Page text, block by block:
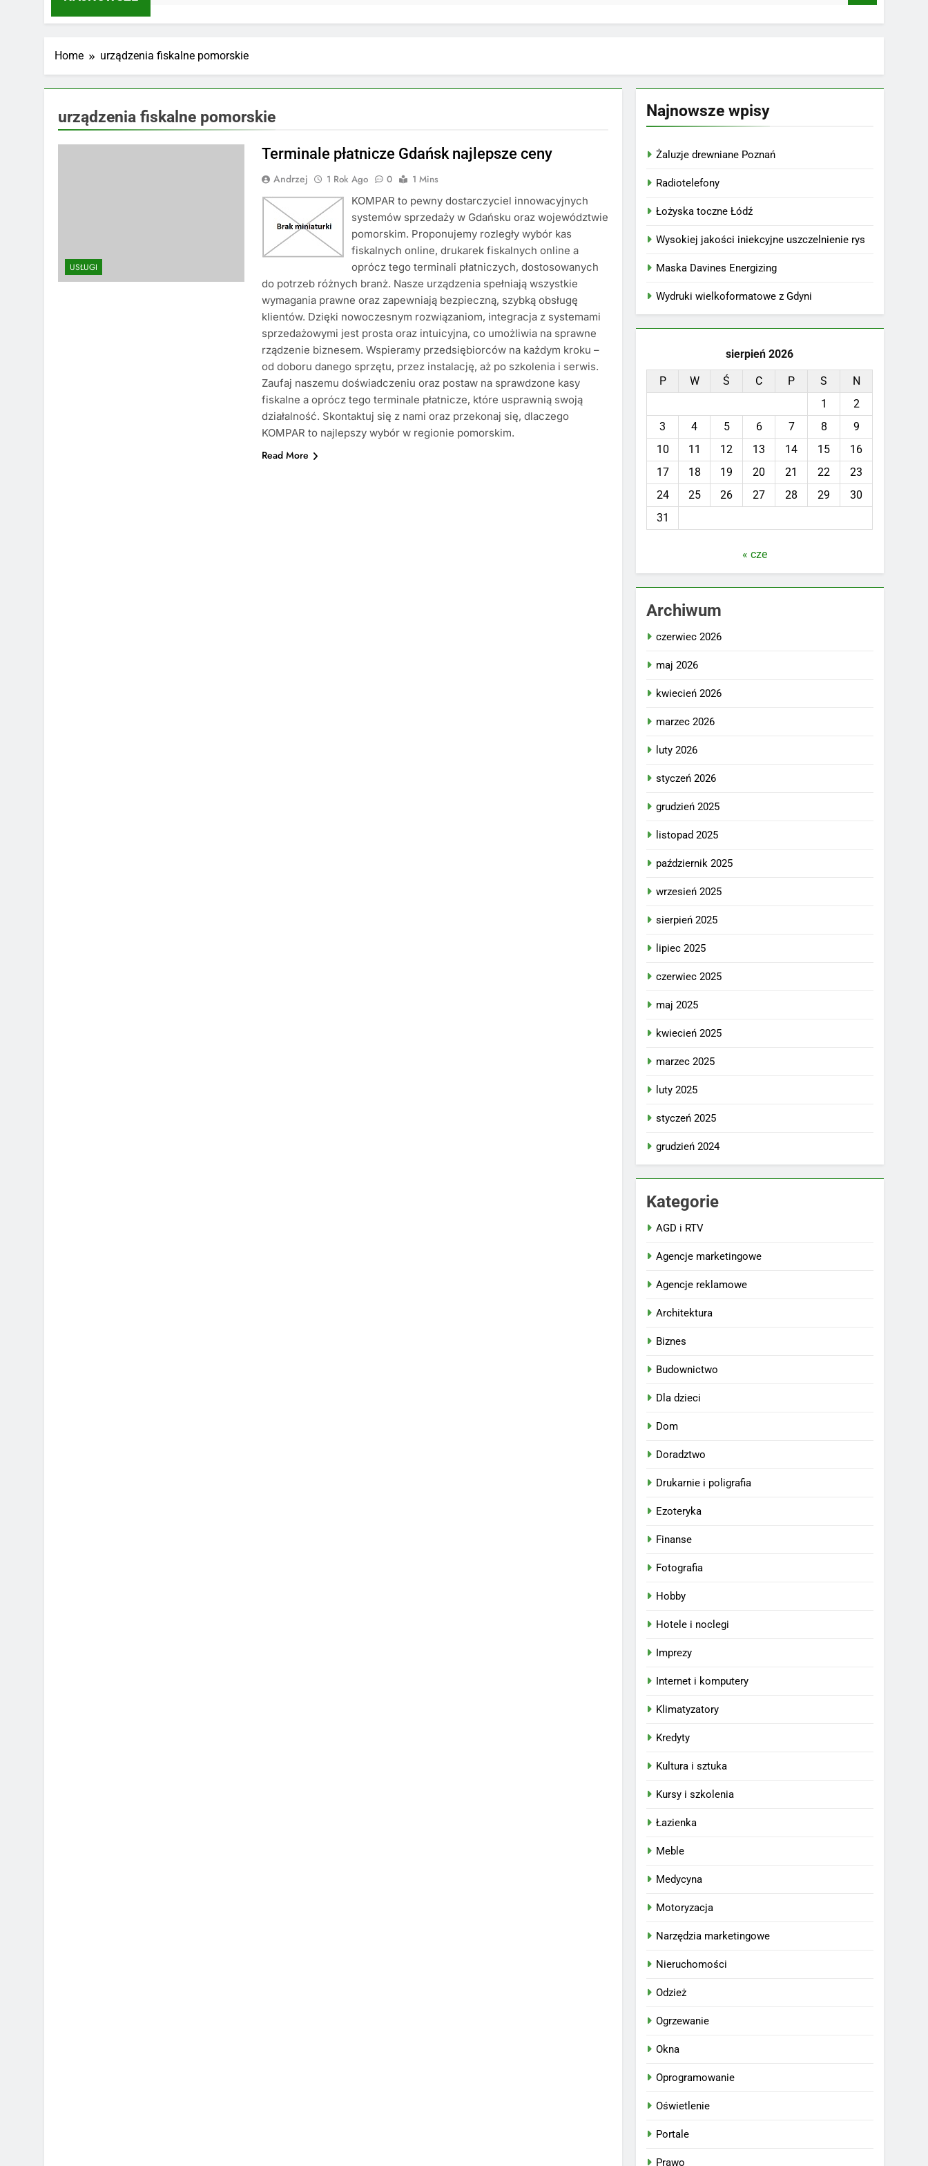
Home urządzenia fiskalne pomorskie
urządzenia fiskalne pomorskie
USŁUGI
Terminale płatnicze Gdańsk najlepsze ceny
Andrzej 1 Rok Ago 0
1 Mins
KOMPAR to pewny dostarczyciel innowacyjnych
systemów sprzedaży w Gdańsku oraz województwie
pomorskim. Proponujemy rozległy wybór kas
fiskalnych online, drukarek fiskalnych online a
oprócz tego terminali płatniczych, dostosowanych
do potrzeb różnych branż. Nasze urządzenia spełniają wszystkie
wymagania prawne oraz zapewniają bezpieczną, szybką obsługę
klientów. Dzięki nowoczesnym rozwiązaniom, integracja z systemami
sprzedażowymi jest prosta oraz intuicyjna, co umożliwia na sprawne
rządzenie biznesem. Wspieramy przedsiębiorców na każdym kroku –
od doboru danego sprzętu, przez instalację, aż po szkolenia i serwis.
Zaufaj naszemu doświadczeniu oraz postaw na sprawdzone kasy
fiskalne a oprócz tego terminale płatnicze, które usprawnią swoją
działalność. Skontaktuj się z nami oraz przekonaj się, dlaczego
KOMPAR to najlepszy wybór w regionie pomorskim.
Read More
Najnowsze wpisy
Żaluzje drewniane Poznań
Radiotelefony
Łożyska toczne Łódź
Wysokiej jakości iniekcyjne uszczelnienie rys
Maska Davines Energizing
Wydruki wielkoformatowe z Gdyni
sierpień 2026
P W Ś C P S
N
1
2
3
4 5 6 7 8
9
10
11 12 13 14 15
16
17
18 19 20 21 22
23
24
25 26 27 28 29
30
31
« cze
Archiwum
czerwiec 2026
maj 2026
kwiecień 2026
marzec 2026
luty 2026
styczeń 2026
grudzień 2025
listopad 2025
październik 2025
wrzesień 2025
sierpień 2025
lipiec 2025
czerwiec 2025
maj 2025
kwiecień 2025
marzec 2025
luty 2025
styczeń 2025
grudzień 2024
Kategorie
AGD i RTV
Agencje marketingowe
Agencje reklamowe
Architektura
Biznes
Budownictwo
Dla dzieci
Dom
Doradztwo
Drukarnie i poligrafia
Ezoteryka
Finanse
Fotografia
Hobby
Hotele i noclegi
Imprezy
Internet i komputery
Klimatyzatory
Kredyty
Kultura i sztuka
Kursy i szkolenia
Łazienka
Meble
Medycyna
Motoryzacja
Narzędzia marketingowe
Nieruchomości
Odzież
Ogrzewanie
Okna
Oprogramowanie
Oświetlenie
Portale
Prawo